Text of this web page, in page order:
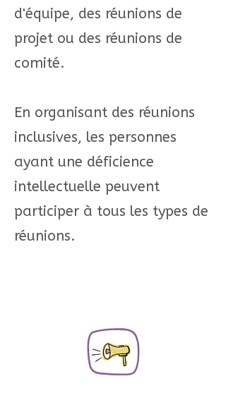
d'équipe, des réunions de
projet ou des réunions de
comité.
En organisant des réunions
inclusives, les personnes
ayant une déficience
intellectuelle peuvent
participer à tous les types de
réunions.